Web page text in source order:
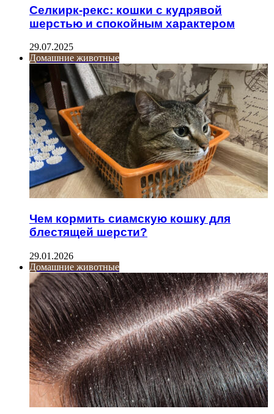
Селкирк-рекс: кошки с кудрявой
шерстью и спокойным характером
29.07.2025
Домашние животные
Чем кормить сиамскую кошку для
блестящей шерсти?
29.01.2026
Домашние животные